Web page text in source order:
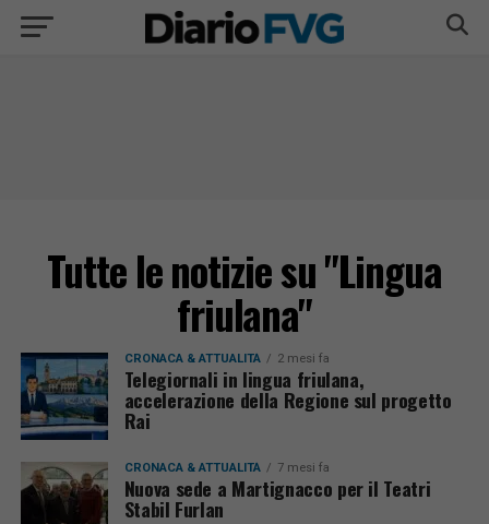
Tutte le notizie su "Lingua
friulana"
CRONACA & ATTUALITÀ 2 mesi fa
Telegiornali in lingua friulana,
accelerazione della Regione sul progetto
Rai
CRONACA & ATTUALITÀ 7 mesi fa
Nuova sede a Martignacco per il Teatri
Stabil Furlan